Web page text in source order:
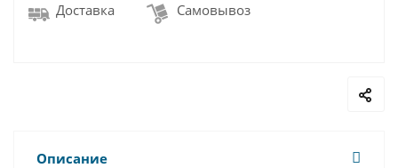
Доставка Самовывоз
Описание